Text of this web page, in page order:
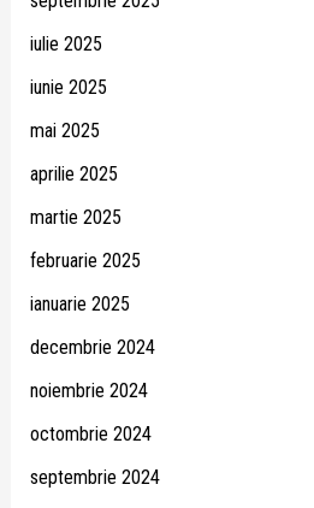
iulie 2025
iunie 2025
mai 2025
aprilie 2025
martie 2025
februarie 2025
ianuarie 2025
decembrie 2024
noiembrie 2024
octombrie 2024
septembrie 2024